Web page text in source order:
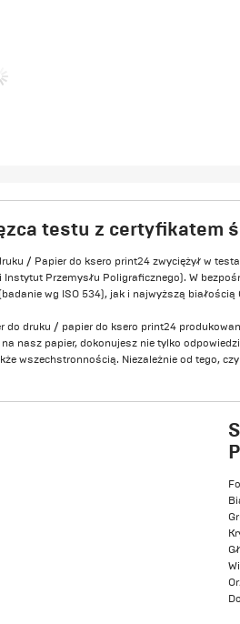
testu z certyfikatem
/ Papier do ksero print24 zwyciężył w
Instytut Przemysłu Poligraficznego). W
wg ISO 534), jak i najwyższą białością
do druku / papier do ksero print24
nasz papier, dokonujesz nie tylko
wszechstronnością. Niezależnie od tego,